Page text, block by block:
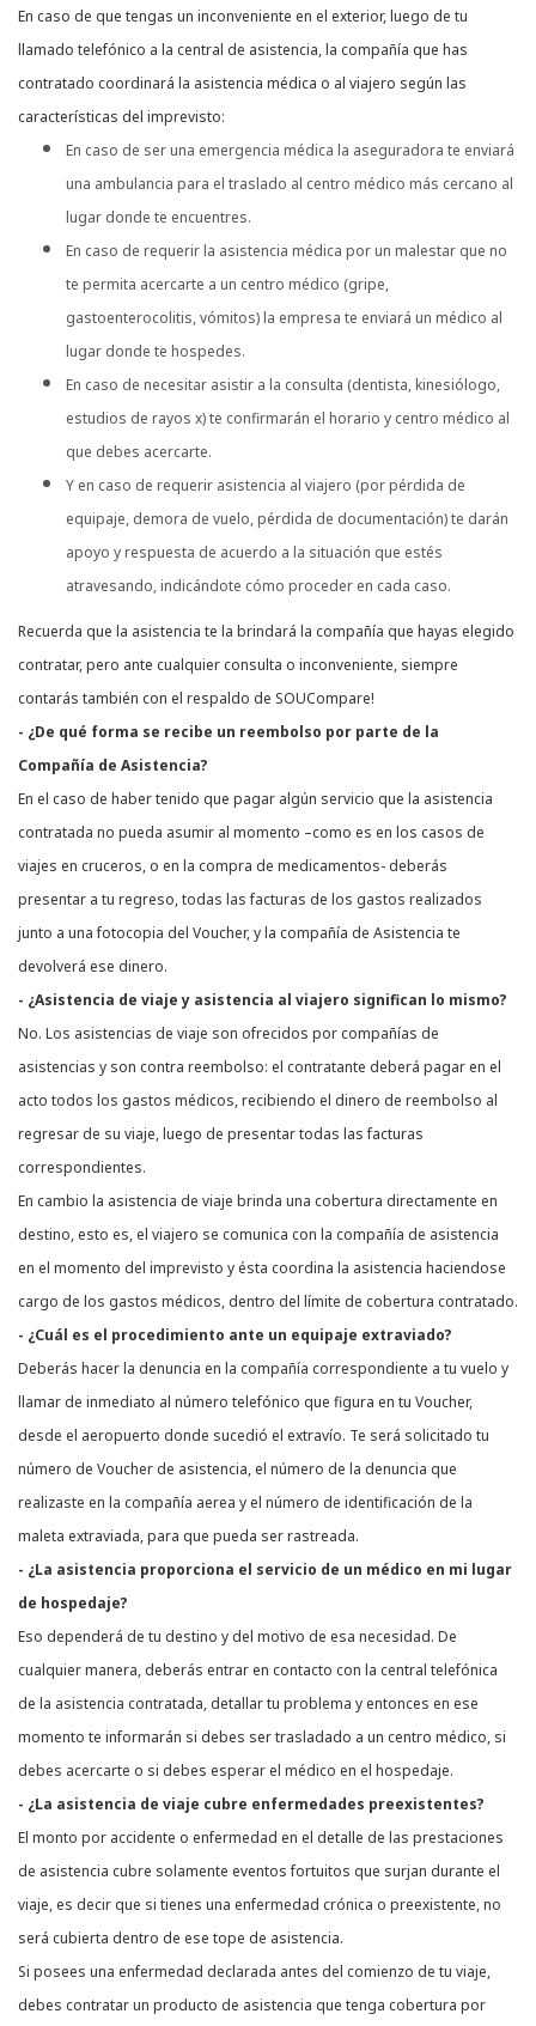
En caso de que tengas un inconveniente en el exterior, luego de tu
llamado telefónico a la central de asistencia, la compañía que has
contratado coordinará la asistencia médica o al viajero según las
características del imprevisto:
En caso de ser una emergencia médica la aseguradora te enviará
una ambulancia para el traslado al centro médico más cercano al
lugar donde te encuentres.
En caso de requerir la asistencia médica por un malestar que no
te permita acercarte a un centro médico (gripe,
gastoenterocolitis, vómitos) la empresa te enviará un médico al
lugar donde te hospedes.
En caso de necesitar asistir a la consulta (dentista, kinesiólogo,
estudios de rayos x) te confirmarán el horario y centro médico al
que debes acercarte.
Y en caso de requerir asistencia al viajero (por pérdida de
equipaje, demora de vuelo, pérdida de documentación) te darán
apoyo y respuesta de acuerdo a la situación que estés
atravesando, indicándote cómo proceder en cada caso.
Recuerda que la asistencia te la brindará la compañía que hayas elegido
contratar, pero ante cualquier consulta o inconveniente, siempre
contarás también con el respaldo de SOUCompare!
- ¿De qué forma se recibe un reembolso por parte de la
Compañía de Asistencia?
En el caso de haber tenido que pagar algún servicio que la asistencia
contratada no pueda asumir al momento –como es en los casos de
viajes en cruceros, o en la compra de medicamentos- deberás
presentar a tu regreso, todas las facturas de los gastos realizados
junto a una fotocopia del Voucher, y la compañía de Asistencia te
devolverá ese dinero.
- ¿Asistencia de viaje y asistencia al viajero significan lo mismo?
No. Los asistencias de viaje son ofrecidos por compañías de
asistencias y son contra reembolso: el contratante deberá pagar en el
acto todos los gastos médicos, recibiendo el dinero de reembolso al
regresar de su viaje, luego de presentar todas las facturas
correspondientes.
En cambio la asistencia de viaje brinda una cobertura directamente en
destino, esto es, el viajero se comunica con la compañía de asistencia
en el momento del imprevisto y ésta coordina la asistencia haciendose
cargo de los gastos médicos, dentro del límite de cobertura contratado.
- ¿Cuál es el procedimiento ante un equipaje extraviado?
Deberás hacer la denuncia en la compañía correspondiente a tu vuelo y
llamar de inmediato al número telefónico que figura en tu Voucher,
desde el aeropuerto donde sucedió el extravío. Te será solicitado tu
número de Voucher de asistencia, el número de la denuncia que
realizaste en la compañía aerea y el número de identificación de la
maleta extraviada, para que pueda ser rastreada.
- ¿La asistencia proporciona el servicio de un médico en mi lugar
de hospedaje?
Eso dependerá de tu destino y del motivo de esa necesidad. De
cualquier manera, deberás entrar en contacto con la central telefónica
de la asistencia contratada, detallar tu problema y entonces en ese
momento te informarán si debes ser trasladado a un centro médico, si
debes acercarte o si debes esperar el médico en el hospedaje.
- ¿La asistencia de viaje cubre enfermedades preexistentes?
El monto por accidente o enfermedad en el detalle de las prestaciones
de asistencia cubre solamente eventos fortuitos que surjan durante el
viaje, es decir que si tienes una enfermedad crónica o preexistente, no
será cubierta dentro de ese tope de asistencia.
Si posees una enfermedad declarada antes del comienzo de tu viaje,
debes contratar un producto de asistencia que tenga cobertura por